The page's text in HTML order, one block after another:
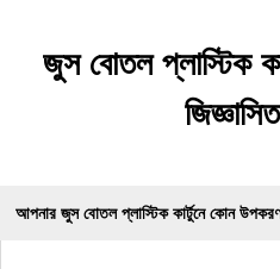
জুস বোতল প্লাস্টিক
আপনার জুস বোতল প্লাস্টিক কার্টুনে কোন